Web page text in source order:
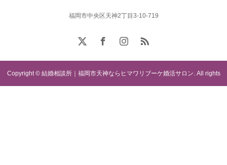
福岡市中央区天神2丁目3-10-719
Copyright © 結婚相談所｜福岡市天神ならヒマワリブーケ婚活サロン. All rights